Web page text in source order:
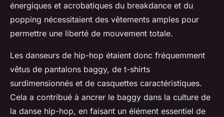
énergiques et acrobatiques du breakdance et du
popping nécessitaient des vêtements amples pour
permettre une liberté de mouvement totale.
Les danseurs de hip-hop étaient donc fréquemment
vêtus de pantalons baggy, de t-shirts
surdimensionnés et de casquettes caractéristiques.
Cela a contribué à ancrer le baggy dans la culture de
la danse hip-hop, en faisant un élément essentiel de